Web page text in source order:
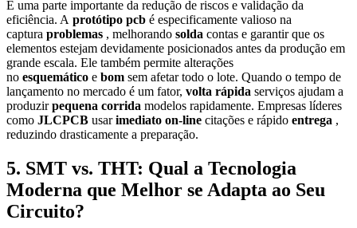
É uma parte importante da redução de riscos e validação da
eficiência. A protótipo pcb é especificamente valioso na
captura problemas , melhorando solda contas e garantir que os
elementos estejam devidamente posicionados antes da produção em
grande escala. Ele também permite alterações
no esquemático e bom sem afetar todo o lote. Quando o tempo de
lançamento no mercado é um fator, volta rápida serviços ajudam a
produzirpequena corrida modelos rapidamente. Empresas líderes
como JLCPCB usarimediato on-line citações e rápido entrega ,
reduzindo drasticamente a preparação.
5. SMT vs. THT: Qual a Tecnologia
Moderna que Melhor se Adapta ao Seu
Circuito?